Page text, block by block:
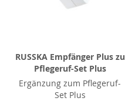
RUSSKA Empfänger Plus zu
Pflegeruf-Set Plus
Ergänzung zum Pflegeruf-
Set Plus